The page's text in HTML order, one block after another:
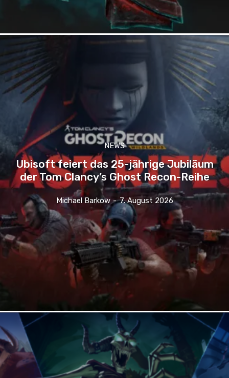
NEWS
Ubisoft feiert das 25-jährige Jubiläum
der Tom Clancy’s Ghost Recon-Reihe
Michael Barkow - 7. August 2026